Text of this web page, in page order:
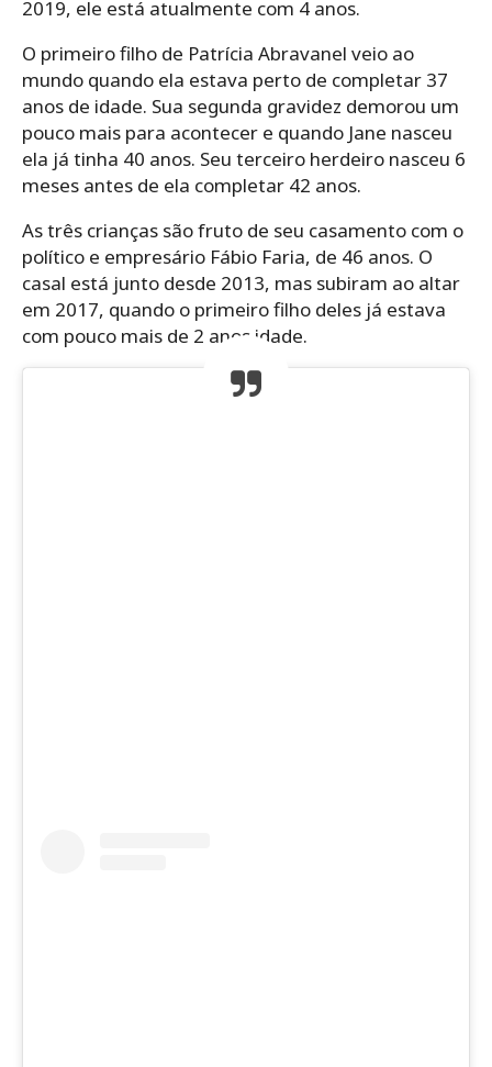
2019, ele está atualmente com 4 anos.
O primeiro filho de Patrícia Abravanel veio ao
mundo quando ela estava perto de completar 37
anos de idade. Sua segunda gravidez demorou um
pouco mais para acontecer e quando Jane nasceu
ela já tinha 40 anos. Seu terceiro herdeiro nasceu 6
meses antes de ela completar 42 anos.
As três crianças são fruto de seu casamento com o
político e empresário Fábio Faria, de 46 anos. O
casal está junto desde 2013, mas subiram ao altar
em 2017, quando o primeiro filho deles já estava
com pouco mais de 2 anos idade.